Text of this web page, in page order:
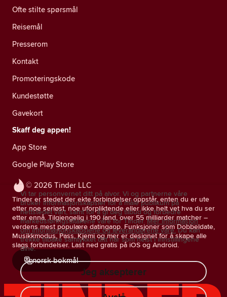
© 2026 Tinder LLC
Tinder er stedet der ekte forbindelser oppstår, enten du er ute
etter noe seriøst, noe uforpliktende eller ikke helt vet hva du ser
etter ennå. Tilgjengelig i 190 land, over 55 milliarder matcher –
verdens mest populære datingapp. Funksjoner som Dobbeldate,
Musikkmodus, Pass, Kjemi og mer er designet for å skape alle
slags forbindelser. Last ned gratis på iOS og Android.
norsk bokmål
Ofte stilte spørsmål
Reisemål
Presserom
Kontakt
Promoteringskode
Kundestøtte
Gavekort
Skaff deg appen!
App Store
Google Play Store
Vi tar personvernet ditt på alvor. Vi og partnerne våre
bruker informasjonskapsler for å måle publikum på
nettstedet vårt, samt for å gi deg tilbud og forbedre
markedsføringstiltakene våre for Tinder. Mer informasjon
om informasjonskapslene og leverandørene våre. Du kan
trekke tilbake samtykket ditt når som helst i innstillingene
dine.
Jeg aksepterer